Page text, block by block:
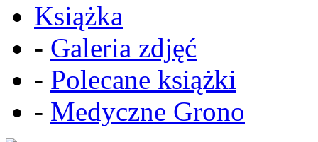
Książka
- Galeria zdjęć
- Polecane książki
- Medyczne Grono